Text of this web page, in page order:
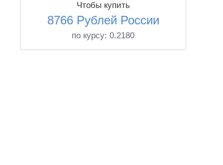
Чтобы купить
8766 Рублей России
по курсу: 0.2180